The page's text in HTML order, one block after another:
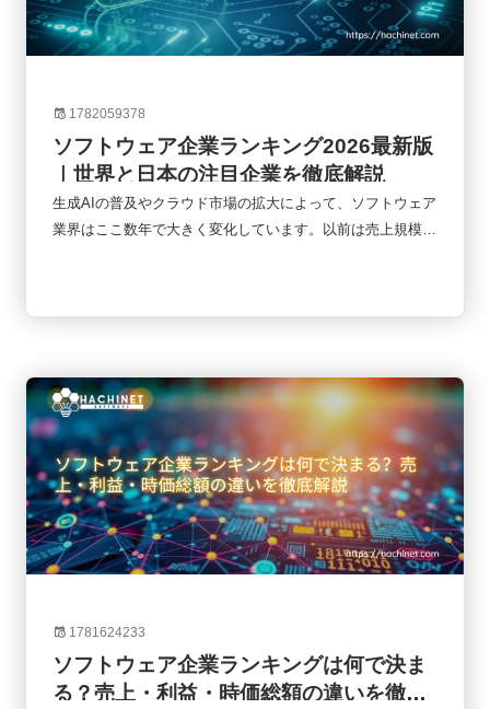
1782059378
ソフトウェア企業ランキング2026最新版
｜世界と日本の注目企業を徹底解説
生成AIの普及やクラウド市場の拡大によって、ソフトウェア
業界はここ数年で大きく変化しています。以前は売上規模だ
1781624233
ソフトウェア企業ランキングは何で決ま
る？売上・利益・時価総額の違いを徹底